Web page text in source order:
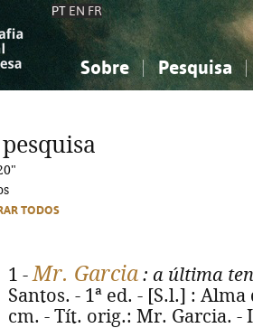
PT EN FR
Sobre Pesquisa
Ciências sociais...
Ciências sociais...
TODOS
1 -Mr. Garcia : a última
Santos. - 1ª ed. - [S.l.] :
cm. - Tít. orig.: Mr. Garcia. -